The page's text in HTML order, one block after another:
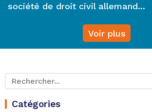
société de droit civil allemand...
Voir plus
Catégories